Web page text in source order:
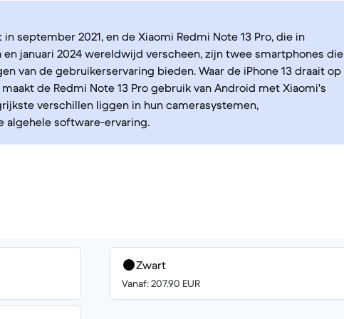
september 2021, en de Xiaomi Redmi Note 13 Pro, die in
januari 2024 wereldwijd verscheen, zijn twee smartphones die
van de gebruikerservaring bieden. Waar de iPhone 13 draait op
de Redmi Note 13 Pro gebruik van Android met Xiaomi's
verschillen liggen in hun camerasystemen,
algehele software-ervaring.
Zwart
Vanaf: 207.90 EUR